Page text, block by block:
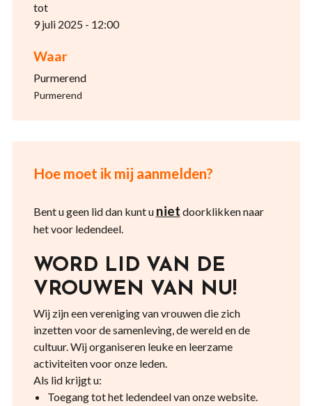
tot
9 juli 2025 - 12:00
Waar
Purmerend
Purmerend
Hoe moet ik mij aanmelden?
Bent u geen lid dan kunt u niet doorklikken naar
het voor ledendeel.
WORD LID VAN DE
VROUWEN VAN NU!
Wij zijn een vereniging van vrouwen die zich
inzetten voor de samenleving, de wereld en de
cultuur. Wij organiseren leuke en leerzame
activiteiten voor onze leden.
Als lid krijgt u:
Toegang tot het ledendeel van onze website.